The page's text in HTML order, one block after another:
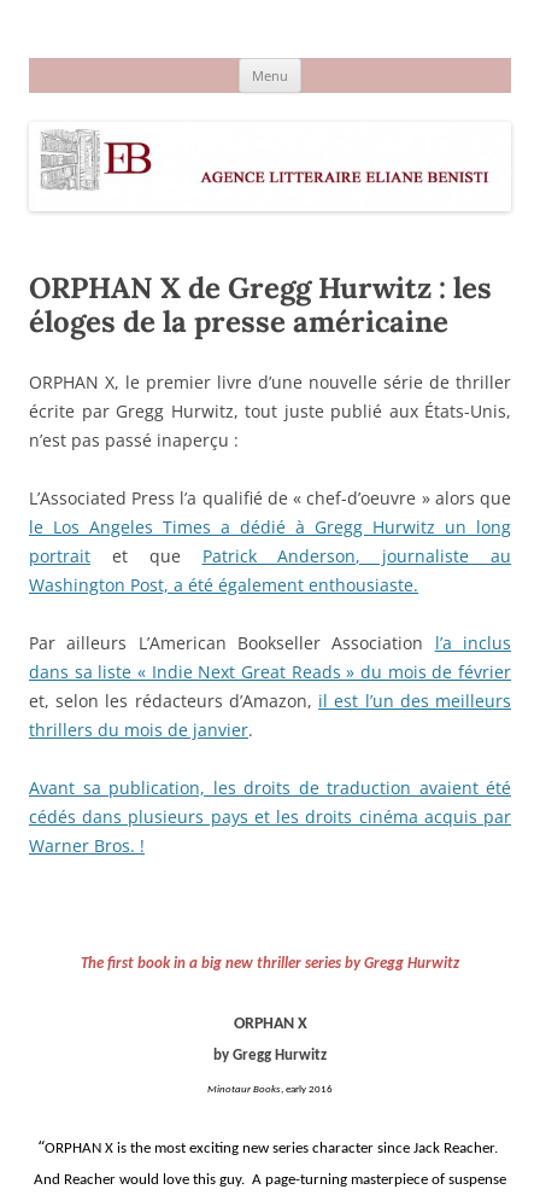
Menu
ORPHAN X de Gregg Hurwitz : les
éloges de la presse américaine
ORPHAN X, le premier livre d’une nouvelle série de thriller
écrite par Gregg Hurwitz, tout juste publié aux États-Unis,
n’est pas passé inaperçu :
L’Associated Press l’a qualifié de « chef-d’oeuvre » alors que
le Los Angeles Times a dédié à Gregg Hurwitz un long
portrait et que Patrick Anderson, journaliste au
Washington Post, a été également enthousiaste.
Par ailleurs L’American Bookseller Association l’a inclus
dans sa liste « Indie Next Great Reads » du mois de février
et, selon les rédacteurs d’Amazon, il est l’un des meilleurs
thrillers du mois de janvier.
Avant sa publication, les droits de traduction avaient été
cédés dans plusieurs pays et les droits cinéma acquis par
Warner Bros. !
The first book in a big new thriller series by Gregg Hurwitz
ORPHAN X
by Gregg Hurwitz
Minotaur Books , early 2016
“ORPHAN X is the most exciting new series character since Jack Reacher.
And Reacher would love this guy. A page-turning masterpiece of suspense